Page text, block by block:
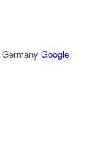
Germany Google